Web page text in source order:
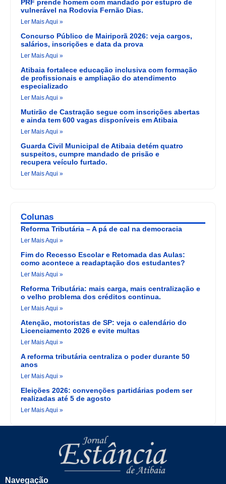
PRF prende homem com mandado por estupro de
vulnerável na Rodovia Fernão Dias.
Ler Mais Aqui »
Concurso Público de Mairiporã 2026: veja cargos,
salários, inscrições e data da prova
Ler Mais Aqui »
Atibaia fortalece educação inclusiva com formação
de profissionais e ampliação do atendimento
especializado
Ler Mais Aqui »
Mutirão de Castração segue com inscrições abertas
e ainda tem 600 vagas disponíveis em Atibaia
Ler Mais Aqui »
Guarda Civil Municipal de Atibaia detém quatro
suspeitos, cumpre mandado de prisão e
recupera veículo furtado.
Ler Mais Aqui »
Colunas
Reforma Tributária – A pá de cal na democracia
Ler Mais Aqui »
Fim do Recesso Escolar e Retomada das Aulas:
como acontece a readaptação dos estudantes?
Ler Mais Aqui »
Reforma Tributária: mais carga, mais centralização e
o velho problema dos créditos continua.
Ler Mais Aqui »
Atenção, motoristas de SP: veja o calendário do
Licenciamento 2026 e evite multas
Ler Mais Aqui »
A reforma tributária centraliza o poder durante 50
anos
Ler Mais Aqui »
Eleições 2026: convenções partidárias podem ser
realizadas até 5 de agosto
Ler Mais Aqui »
Navegação